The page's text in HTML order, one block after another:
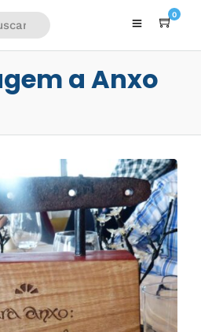
0
a Anxo